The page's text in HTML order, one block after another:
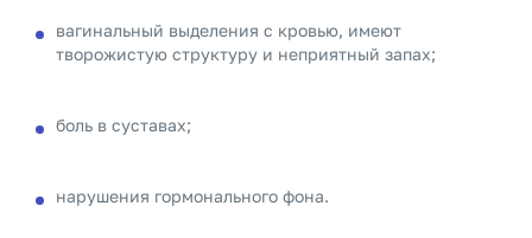
вагинальный выделения с кровью, имеют
творожистую структуру и неприятный запах;
боль в суставах;
нарушения гормонального фона.